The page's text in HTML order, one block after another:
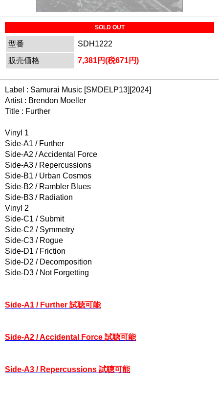
SOLD OUT
型番
SDH1222
販売価格
7,381円(税671円)
Label : Samurai Music [SMDELP13][2024]
Artist : Brendon Moeller
Title : Further
Vinyl 1
Side-A1 / Further
Side-A2 / Accidental Force
Side-A3 / Repercussions
Side-B1 / Urban Cosmos
Side-B2 / Rambler Blues
Side-B3 / Radiation
Vinyl 2
Side-C1 / Submit
Side-C2 / Symmetry
Side-C3 / Rogue
Side-D1 / Friction
Side-D2 / Decomposition
Side-D3 / Not Forgetting
Side-A1 / Further 試聴可能
Side-A2 / Accidental Force 試聴可能
Side-A3 / Repercussions 試聴可能